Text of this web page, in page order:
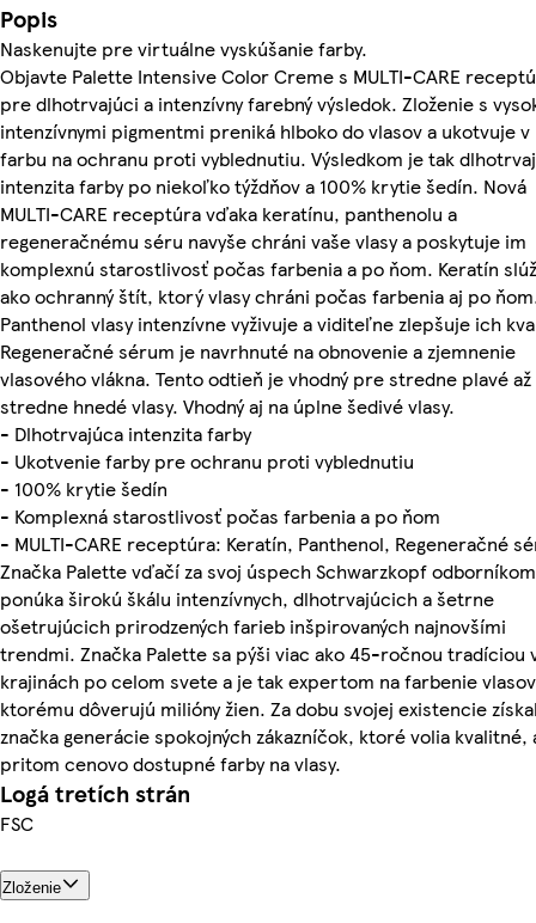
Popis
Naskenujte pre virtuálne vyskúšanie farby.
Objavte Palette Intensive Color Creme s MULTI-CARE
pre dlhotrvajúci a intenzívny farebný výsledok. Zloženie s
intenzívnymi pigmentmi preniká hlboko do vlasov a ukotvuje
farbu na ochranu proti vyblednutiu. Výsledkom je tak
intenzita farby po niekoľko týždňov a 100% krytie šedín. Nová
MULTI-CARE receptúra ​​vďaka keratínu, panthenolu a
regeneračnému séru navyše chráni vaše vlasy a poskytuje im
komplexnú starostlivosť počas farbenia a po ňom. Keratín
ako ochranný štít, ktorý vlasy chráni počas farbenia aj po
Panthenol vlasy intenzívne vyživuje a viditeľne zlepšuje ich
Regeneračné sérum je navrhnuté na obnovenie a zjemnenie
vlasového vlákna. Tento odtieň je vhodný pre stredne plavé až
stredne hnedé vlasy. Vhodný aj na úplne šedivé vlasy.
- Dlhotrvajúca intenzita farby
- Ukotvenie farby pre ochranu proti vyblednutiu
- 100% krytie šedín
- Komplexná starostlivosť počas farbenia a po ňom
- MULTI-CARE receptúra: Keratín, Panthenol, Regeneračné
Značka Palette vďačí za svoj úspech Schwarzkopf
ponúka širokú škálu intenzívnych, dlhotrvajúcich a šetrne
ošetrujúcich prirodzených farieb inšpirovaných najnovšími
trendmi. Značka Palette sa pýši viac ako 45-ročnou tradíciou
krajinách po celom svete a je tak expertom na farbenie
ktorému dôverujú milióny žien. Za dobu svojej existencie
značka generácie spokojných zákazníčok, ktoré volia kvalitné,
pritom cenovo dostupné farby na vlasy.
Logá tretích strán
FSC
Zloženie